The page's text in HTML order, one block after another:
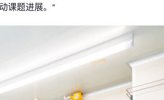
课题进展。”